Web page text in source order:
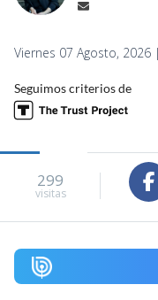
Viernes 07 Agosto, 2026
Seguimos criterios de
299
visitas